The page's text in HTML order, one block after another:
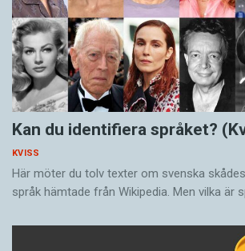
Kan du identifiera språket?
KVISS
Här möter du tolv texter om svenska
språk hämtade från Wikipedia. Men vilka är